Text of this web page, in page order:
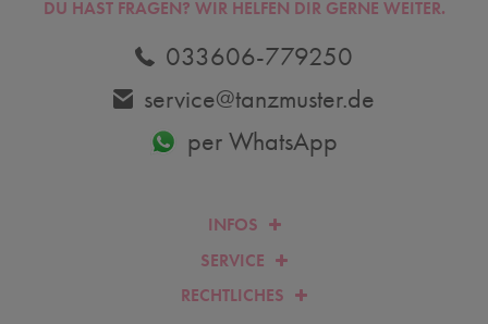
INFOS
SERVICE
RECHTLICHES
DU HAST FRAGEN? WIR HELFEN DIR GERNE WEITER.
033606-779250
service@tanzmuster.de
per WhatsApp